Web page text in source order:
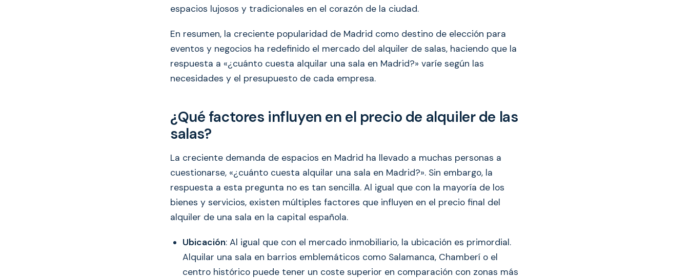
espacios lujosos y tradicionales en el corazón de la ciudad.
En resumen, la creciente popularidad de Madrid como destino de elección para
eventos y negocios ha redefinido el mercado del alquiler de salas, haciendo que la
respuesta a «¿cuánto cuesta alquilar una sala en Madrid?» varíe según las
necesidades y el presupuesto de cada empresa.
¿Qué factores influyen en el precio de alquiler de las
salas?
La creciente demanda de espacios en Madrid ha llevado a muchas personas a
cuestionarse, «¿cuánto cuesta alquilar una sala en Madrid?». Sin embargo, la
respuesta a esta pregunta no es tan sencilla. Al igual que con la mayoría de los
bienes y servicios, existen múltiples factores que influyen en el precio final del
alquiler de una sala en la capital española.
Ubicación: Al igual que con el mercado inmobiliario, la ubicación es primordial.
Alquilar una sala en barrios emblemáticos como Salamanca, Chamberí o el
centro histórico puede tener un coste superior en comparación con zonas más